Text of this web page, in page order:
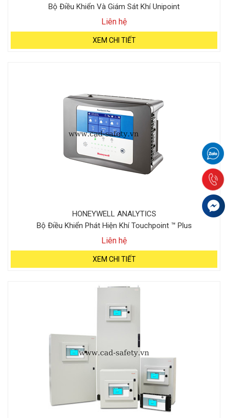
Bộ Điều Khiển Và Giám Sát Khí Unipoint
Liên hệ
XEM CHI TIẾT
HONEYWELL ANALYTICS
Bộ Điều Khiển Phát Hiện Khí Touchpoint ™ Plus
Liên hệ
XEM CHI TIẾT